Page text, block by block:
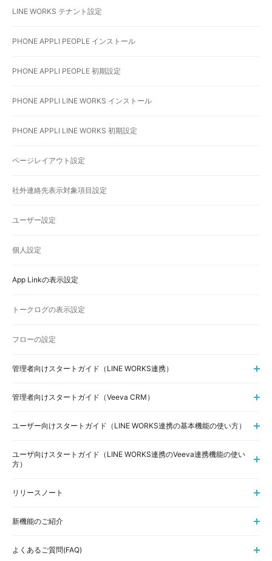
LINE WORKS テナント設定
PHONE APPLI PEOPLE インストール
PHONE APPLI PEOPLE 初期設定
PHONE APPLI LINE WORKS インストール
PHONE APPLI LINE WORKS 初期設定
ページレイアウト設定
社外連絡先表示対象項目設定
ユーザー設定
個人設定
App Linkの表示設定
トークログの表示設定
フローの設定
管理者向けスタートガイド（LINE WORKS連携）
管理者向けスタートガイド（Veeva CRM）
ユーザー向けスタートガイド（LINE WORKS連携の基本機能の使い方）
ユーザ向けスタートガイド（LINE WORKS連携のVeeva連携機能の使い
方）
リリースノート
新機能のご紹介
よくあるご質問(FAQ)